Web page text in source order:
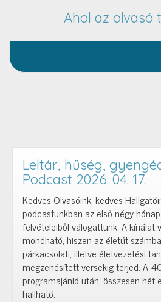
Ahol az olvasó
Leltár, hűség,
Podcast 2026. 04. 17.
Kedves Olvasóink, kedves
podcastunkban az első négy
felvételeiből válogattunk. A kínálat
mondható, hiszen az életút
párkacsolati, illetve életvezetési
megzenésített versekig terjed. A
programajánló után, összesen hét
hallható.